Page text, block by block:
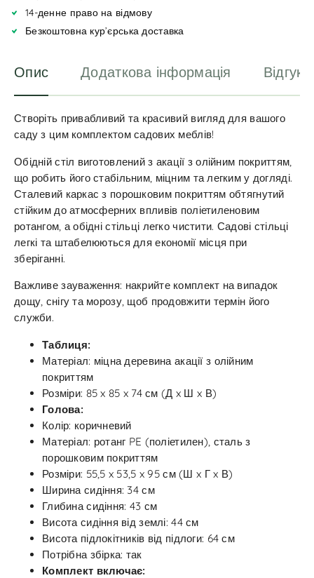
i
14-денне право на відмову
Безкоштовна кур’єрська доставка
Опис Додаткова інформація
Створіть привабливий та красивий вигляд для вашого
саду з цим комплектом садових меблів!
Обідній стіл виготовлений з акації з олійним покриттям,
що робить його стабільним, міцним та легким у догляді.
Сталевий каркас з порошковим покриттям обтягнутий
стійким до атмосферних впливів поліетиленовим
ротангом, а обідні стільці легко чистити. Садові стільці
легкі та штабелюються для економії місця при
зберіганні.
Важливе зауваження: накрийте комплект на випадок
дощу, снігу та морозу, щоб продовжити термін його
служби.
Таблиця:
Матеріал: міцна деревина акації з олійним
покриттям
Розміри: 85 x 85 x 74 см (Д x Ш x В)
Голова:
Колір: коричневий
Матеріал: ротанг PE (поліетилен), сталь з
порошковим покриттям
Розміри: 55,5 x 53,5 x 95 см (Ш x Г x В)
Ширина сидіння: 34 см
Глибина сидіння: 43 см
Висота сидіння від землі: 44 см
Висота підлокітників від підлоги: 64 см
Потрібна збірка: так
Комплект включає: